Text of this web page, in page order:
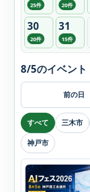
25件 20件
30
20件
31
15件
前の日
8/5のイベント
すべて 三木市
神戸市